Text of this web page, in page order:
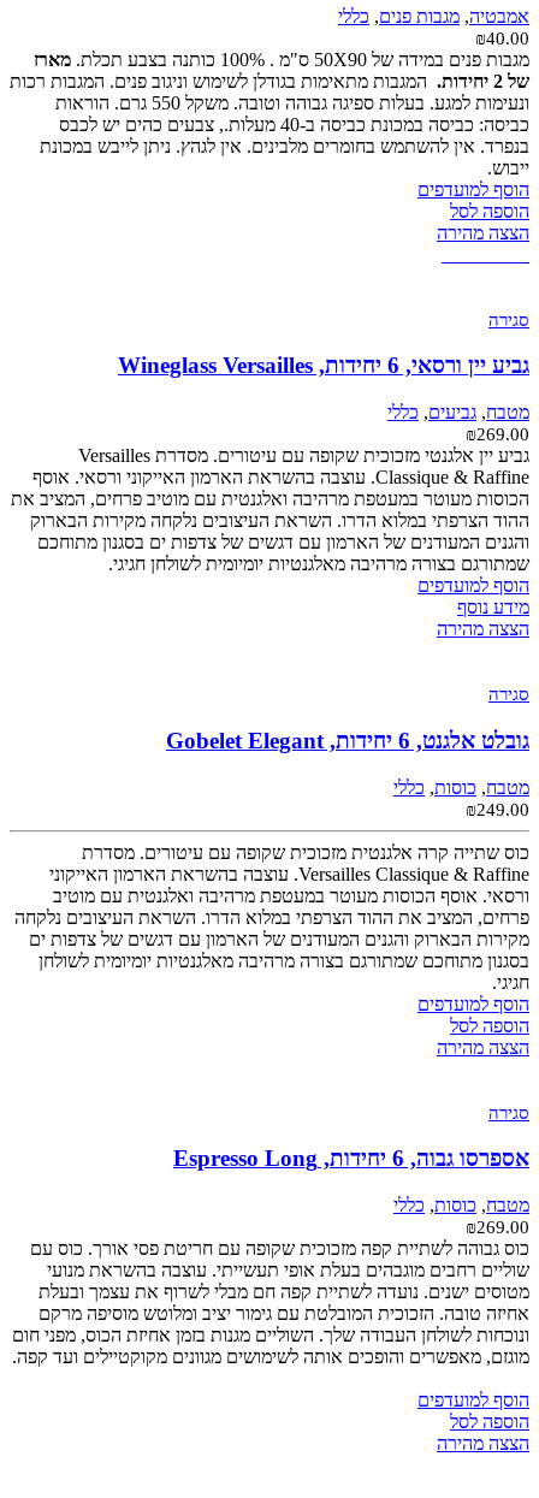
אמבטיה, מגבות פנים, כללי
₪40.00
מגבות פנים במידה של 50X90 ס"מ . 100% כותנה בצבע תכלת.
מארז
של 2 יחידות.
המגבות מתאימות בגודלן לשימוש וניגוב פנים. המגבות רכות
ונעימות למגע. בעלות ספיגה גבוהה וטובה. משקל 550 גרם. הוראות
כביסה: כביסה במכונת כביסה ב-40 מעלות., צבעים כהים יש לכבס
בנפרד. אין להשתמש בחומרים מלבינים. אין לגהץ. ניתן לייבש במכונת
ייבוש.
הוסף למועדפים
הוספה לסל
הצצה מהירה
סגירה
גביע יין ורסאי, 6 יחידות, Wineglass Versailles
מטבח, גביעים, כללי
₪269.00
גביע יין אלגנטי מזכוכית שקופה עם עיטורים. מסדרת Versailles
Classique & Raffine. עוצבה בהשראת הארמון האייקוני ורסאי. אוסף
הכוסות מעוטר במעטפת מרהיבה ואלגנטית עם מוטיב פרחים, המציב את
ההוד הצרפתי במלוא הדרו. השראת העיצובים נלקחה מקירות הבארוק
והגנים המעודנים של הארמון עם דגשים של צדפות ים בסגנון מתוחכם
שמתורגם בצורה מרהיבה מאלגנטיות יומיומית לשולחן חגיגי.
הוסף למועדפים
מידע נוסף
הצצה מהירה
סגירה
גובלט אלגנט, 6 יחידות, Gobelet Elegant
מטבח, כוסות, כללי
₪249.00
כוס שתייה קרה אלגנטית מזכוכית שקופה עם עיטורים. מסדרת
Versailles Classique & Raffine. עוצבה בהשראת הארמון האייקוני
ורסאי. אוסף הכוסות מעוטר במעטפת מרהיבה ואלגנטית עם מוטיב
פרחים, המציב את ההוד הצרפתי במלוא הדרו. השראת העיצובים נלקחה
מקירות הבארוק והגנים המעודנים של הארמון עם דגשים של צדפות ים
בסגנון מתוחכם שמתורגם בצורה מרהיבה מאלגנטיות יומיומית לשולחן
חגיגי.
הוסף למועדפים
הוספה לסל
הצצה מהירה
סגירה
אספרסו גבוה, 6 יחידות, Espresso Long
מטבח, כוסות, כללי
₪269.00
כוס גבוהה לשתיית קפה מזכוכית שקופה עם חריטת פסי אורך. כוס עם
שוליים רחבים מוגבהים בעלת אופי תעשייתי. עוצבה בהשראת מנועי
מטוסים ישנים. נועדה לשתיית קפה חם מבלי לשרוף את עצמך ובעלת
אחיזה טובה. הזכוכית המובלטת עם גימור יציב ומלוטש מוסיפה מרקם
ונוכחות לשולחן העבודה שלך. השוליים מגנות בזמן אחיזת הכוס, מפני חום
מוגזם, מאפשרים והופכים אותה לשימושים מגוונים מקוקטיילים ועד קפה.
הוסף למועדפים
הוספה לסל
הצצה מהירה